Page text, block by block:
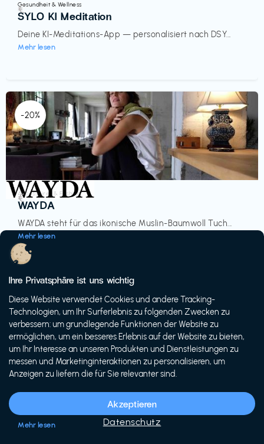
Gesundheit & Wellness
SYLO KI Meditation
Deine KI-Meditations-App — personalisiert nach DSY...
Mehr lesen
€‎
-20%
Accessoires & Fashion
WAYDA
WAYDA steht für das ikonische Muslin-Baumwoll Tuch...
Mehr lesen
€‎
-20%
Siech Cycles
Entdecke den Schweizer Brand für urbane Fahrräder...
Mehr lesen
Ihre Privatsphäre ist uns wichtig
Diese Website verwendet Cookies und andere Tracking-
Technologien, um Ihr Surferlebnis zu folgenden Zwecken zu
verbessern: um grundlegende Funktionen der Website zu
ermöglichen, um ein besseres Erlebnis auf der Website zu bieten,
um Ihr Interesse an unseren Produkten und Dienstleistungen zu
messen und Marketinginteraktionen zu personalisieren, um
Anzeigen zu liefern die für Sie relevanter sind.
Akzeptieren
Datenschutz